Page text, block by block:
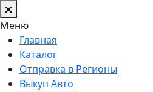
Меню
Главная
Каталог
Отправка в Регионы
Выкуп Авто